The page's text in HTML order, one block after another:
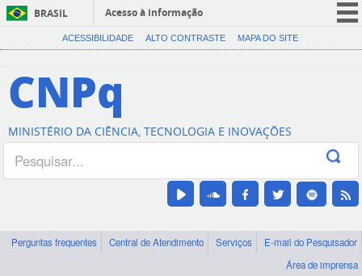
BRASIL
Acesso à informação
CORONAVÍRUS (COVID-19)
Canais
ACESSIBILIDADE ALTO CONTRASTE MAPA DO SITE
CNPq
MINISTÉRIO DA CIÊNCIA, TECNOLOGIA E INOVAÇÕES
Perguntas frequentes Central de Atendimento Serviços
E-mail do Pesquisador
Área de imprensa